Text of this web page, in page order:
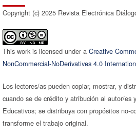
Copyright (c) 2025 Revista Electrónica
This work is licensed under a Creative
NonCommercial-NoDerivatives 4.0
Los lectores/as pueden copiar, mostrar, y
cuando se de crédito y atribución al autor/es
Educativos; se distribuya con propósitos no-
transforme el trabajo original.